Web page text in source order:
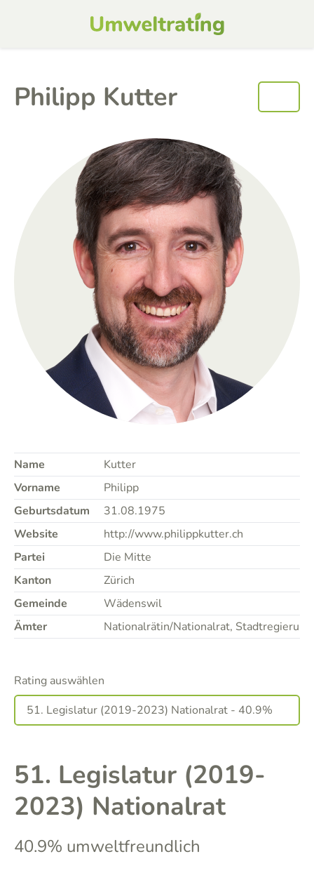
Philipp Kutter
Name
Kutter
Vorname
Philipp
Geburtsdatum
31.08.1975
Website
http://www.philippkutter.ch
Partei
Die Mitte
Kanton
Zürich
Gemeinde
Wädenswil
Ämter
Nationalrätin/Nationalrat, Stadtregierung
Rating auswählen
51. Legislatur (2019-
2023) Nationalrat
40.9% umweltfreundlich